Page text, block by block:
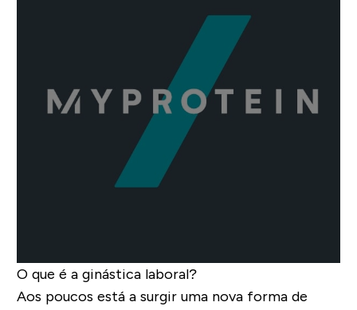
O que é a ginástica laboral?
Aos poucos está a surgir uma nova forma de